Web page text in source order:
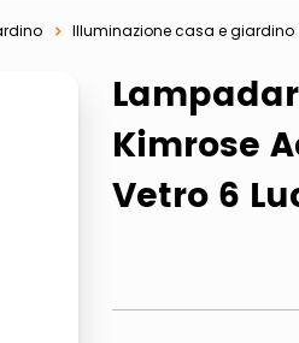
Illuminazione casa e giardino
Kimrose
Vetro 6